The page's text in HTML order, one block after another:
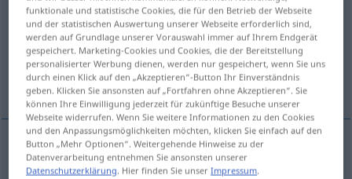
Übersicht aller Übersetzungen
(Für mehr Details die Übersetzung anklicken/antippen)
konzentriert
konzentriert konsantre
funktionale und statistische Cookies, die für den Betrieb der Webseite
und der statistischen Auswertung unserer Webseite erforderlich sind,
werden auf Grundlage unserer Vorauswahl immer auf Ihrem Endgerät
gespeichert. Marketing-Cookies und Cookies, die der Bereitstellung
personalisierter Werbung dienen, werden nur gespeichert, wenn Sie uns
durch einen Klick auf den „Akzeptieren“-Button Ihr Einverständnis
geben. Klicken Sie ansonsten auf „Fortfahren ohne Akzeptieren“. Sie
können Ihre Einwilligung jederzeit für zukünftige Besuche unserer
Webseite widerrufen. Wenn Sie weitere Informationen zu den Cookies
und den Anpassungsmöglichkeiten möchten, klicken Sie einfach auf den
Button „Mehr Optionen“. Weitergehende Hinweise zu der
Datenverarbeitung entnehmen Sie ansonsten unserer
Datenschutzerklärung . Hier finden Sie unserImpressum